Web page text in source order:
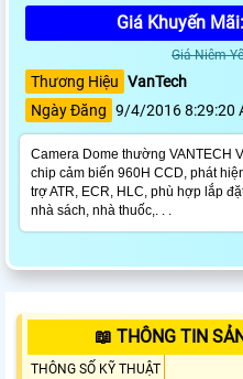
Giá Khuyến Mãi:
Giá Niêm
Thương Hiệu VanTech
Ngày Đăng 9/4/2016 8:29:20
Camera Dome thường VANTECH
chip cảm biến 960H CCD, phát
trợ ATR, ECR, HLC, phù hợp lắp
nhà sách, nhà thuốc,. . .
📖 THÔNG TIN
THÔNG SỐ KỸ THUẬT